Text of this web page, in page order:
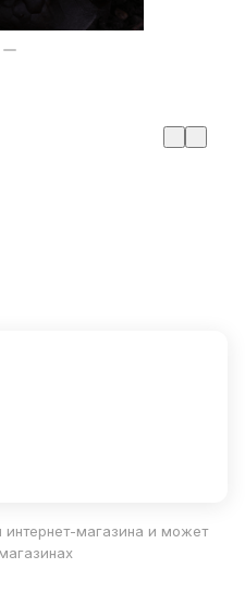
интернет-магазина и может